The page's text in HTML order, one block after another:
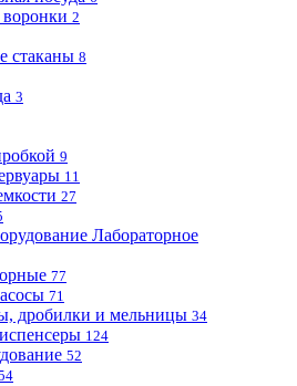
2
стаканы 8
3
9
11
27
Лабораторное
77
71
дробилки и мельницы 34
124
52